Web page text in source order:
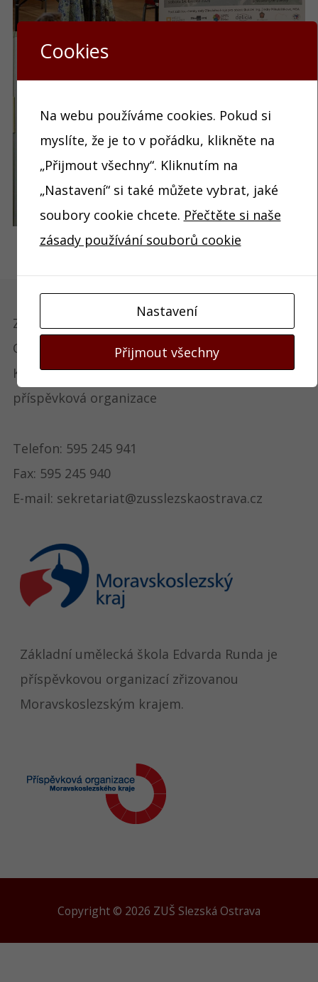
Základní umělecká škola Edvarda Runda
Ostrava – Slezská Ostrava
Keltičkova 4
příspěvková organizace
Telefon: 595 245 941
Fax: 595 245 940
E-mail: sekretariat@zusslezskaostrava.cz
Základní umělecká škola Edvarda Runda je
příspěvkovou organizací zřizovanou
Moravskoslezským krajem.
Copyright © 2026 ZUŠ Slezská Ostrava
Cookies
Na webu používáme cookies. Pokud si
myslíte, že je to v pořádku, klikněte na
„Přijmout všechny“. Kliknutím na
„Nastavení“ si také můžete vybrat, jaké
soubory cookie chcete. Přečtěte si naše
zásady používání souborů cookie
Nastavení
Přijmout všechny